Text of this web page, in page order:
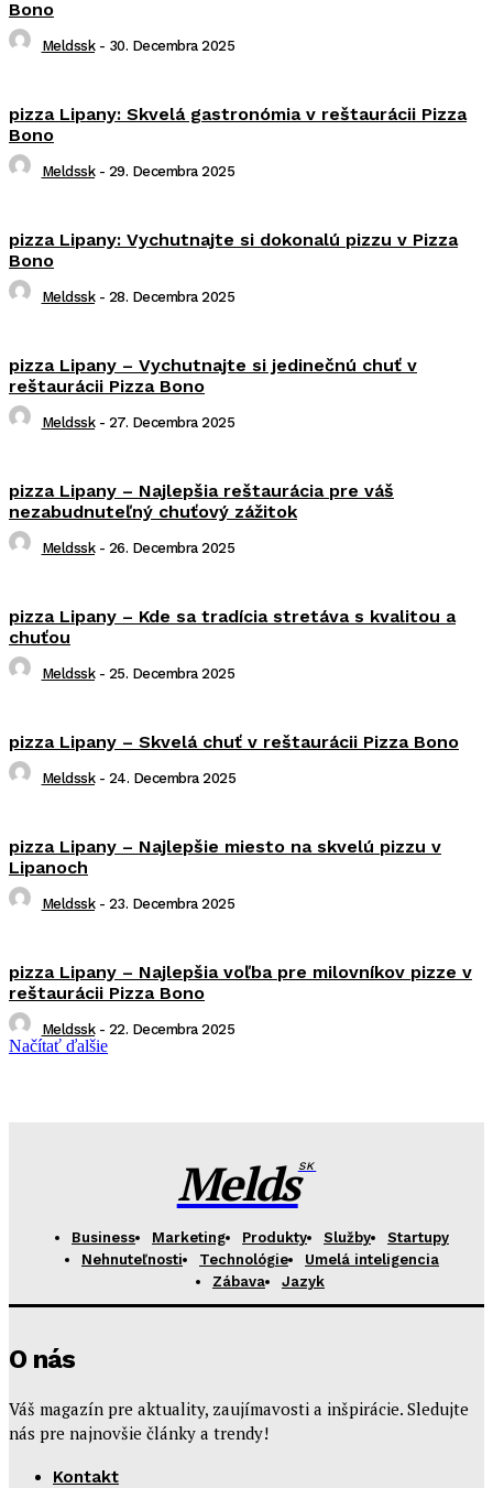
Bono
Meldssk - 30. Decembra 2025
pizza Lipany: Skvelá gastronómia v reštaurácii Pizza
Bono
Meldssk - 29. Decembra 2025
pizza Lipany: Vychutnajte si dokonalú pizzu v Pizza
Bono
Meldssk - 28. Decembra 2025
pizza Lipany – Vychutnajte si jedinečnú chuť v
reštaurácii Pizza Bono
Meldssk - 27. Decembra 2025
pizza Lipany – Najlepšia reštaurácia pre váš
nezabudnuteľný chuťový zážitok
Meldssk - 26. Decembra 2025
pizza Lipany – Kde sa tradícia stretáva s kvalitou a
chuťou
Meldssk - 25. Decembra 2025
pizza Lipany – Skvelá chuť v reštaurácii Pizza Bono
Meldssk - 24. Decembra 2025
pizza Lipany – Najlepšie miesto na skvelú pizzu v
Lipanoch
Meldssk - 23. Decembra 2025
pizza Lipany – Najlepšia voľba pre milovníkov pizze v
reštaurácii Pizza Bono
Meldssk - 22. Decembra 2025
Načítať ďalšie
MeldsSK
Business Marketing Produkty Služby
Startupy
Nehnuteľnosti
Technológie
Umelá inteligencia
Zábava
Jazyk
O nás
Váš magazín pre aktuality, zaujímavosti a inšpirácie. Sledujte
nás pre najnovšie články a trendy!
Kontakt